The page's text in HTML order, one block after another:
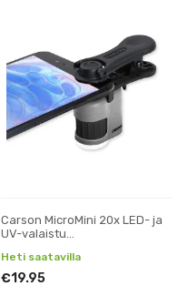
Carson MicroMini 20x LED- ja
UV-valaistu
Heti saatavilla
€19.95